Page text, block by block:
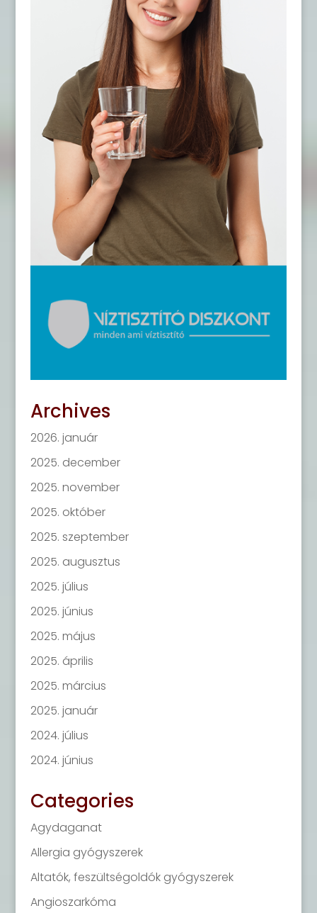
Archives
2026. január
2025. december
2025. november
2025. október
2025. szeptember
2025. augusztus
2025. július
2025. június
2025. május
2025. április
2025. március
2025. január
2024. július
2024. június
Categories
Agydaganat
Allergia gyógyszerek
Altatók, feszültségoldók gyógyszerek
Angioszarkóma